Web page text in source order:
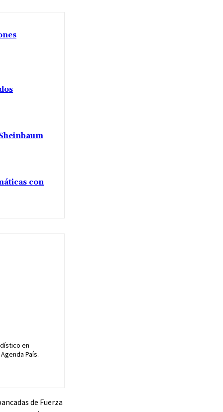
con
en
País.
de Fuerza